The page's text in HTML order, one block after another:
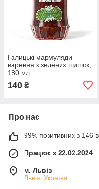
Галицькі мармуляди –
варення з зелених шишок,
180 мл
140 ₴
Про нас
99% позитивних з 146
Працює з 22.02.2024
м. Львів
Львів, Україна